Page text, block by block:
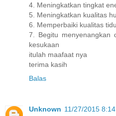
4. Meningkatkan tingkat
5. Meningkatkan kualitas
6. Memperbaiki kualitas
7. Begitu menyenangkan
kesukaan
itulah maafaat nya
terima kasih
Balas
Unknown 11/27/2015